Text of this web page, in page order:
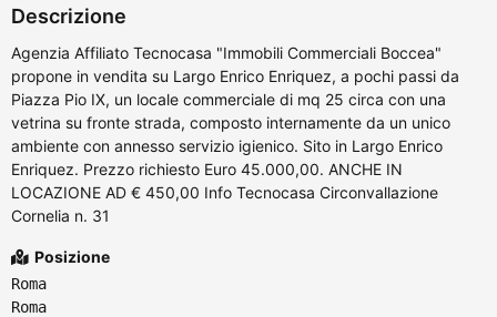
Descrizione
Agenzia Affiliato Tecnocasa "Immobili Commerciali Boccea"
propone in vendita su Largo Enrico Enriquez, a pochi passi da
Piazza Pio IX, un locale commerciale di mq 25 circa con una
vetrina su fronte strada, composto internamente da un unico
ambiente con annesso servizio igienico. Sito in Largo Enrico
Enriquez. Prezzo richiesto Euro 45.000,00. ANCHE IN
LOCAZIONE AD € 450,00 Info Tecnocasa Circonvallazione
Cornelia n. 31
Posizione
Roma
Roma